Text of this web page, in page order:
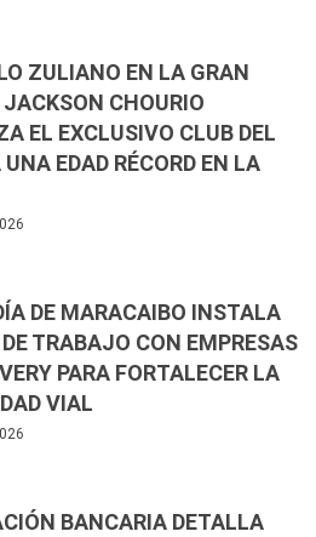
ZULIANO EN LA GRAN
JACKSON CHOURIO
EL EXCLUSIVO CLUB DEL
EDAD RÉCORD EN LA
DE MARACAIBO INSTALA
TRABAJO CON EMPRESAS
PARA FORTALECER LA
VIAL
BANCARIA DETALLA